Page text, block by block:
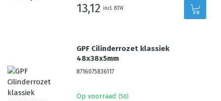
13,12 incl. BTW
GPF Cilinderrozet klassiek
48x38x5mm
8716075836117
Op voorraad (50)